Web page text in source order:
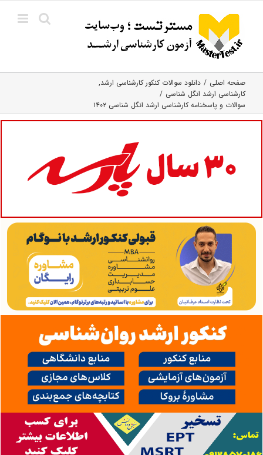
content
صفحه اصلی
دانلود سوالات کنکور کارشناسی ارشد
کارشناسی ارشد انگل شناسی
سوالات و پاسخنامه کارشناسی ارشد انگل شناسی ۱۴۰۲